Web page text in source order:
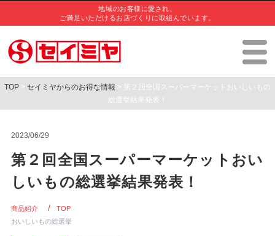
地域のお客様に愛され、
ご満足いただけるお店づくりに取組んでいます。
TOP > セイミヤからのお得な情報 > 第２回全国スーパーマーケットおいしいもの
総選挙結果発表！
2023/06/29
第２回全国スーパーマーケットおい
しいもの総選挙結果発表！
商品紹介
TOP
おいしいもの総選挙